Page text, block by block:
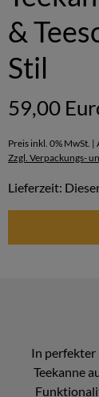
&
Stil
59,00
Preis inkl. 0% MwSt.
Zzgl. Verpackungs-
Lieferzeit:
In perfekter
Teekanne